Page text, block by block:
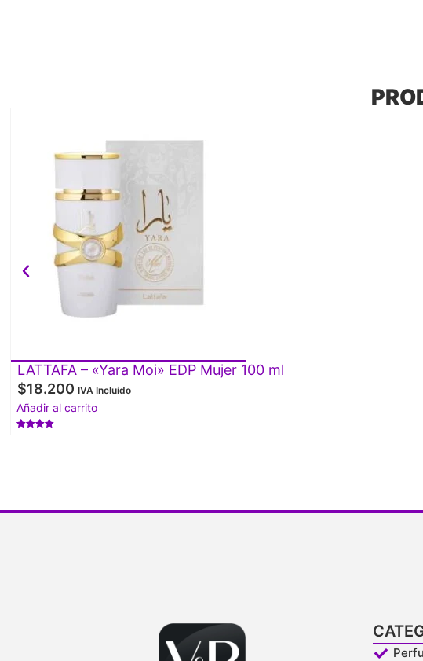
LATTAFA – «Yara Moi» EDP Mujer 100 ml
$18.200 IVA Incluido
Añadir al carrito